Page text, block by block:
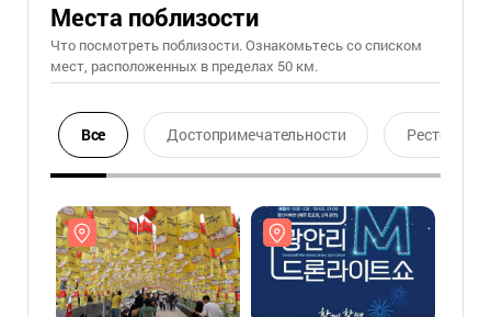
Места поблизости
Что посмотреть поблизости. Ознакомьтесь со списком
мест, расположенных в пределах 50 км.
Все Достопримечательности Ресторан